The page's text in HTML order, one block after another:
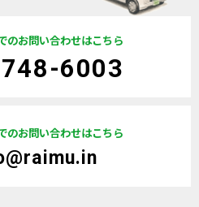
のお問い合わせはこちら
6003
のお問い合わせはこちら